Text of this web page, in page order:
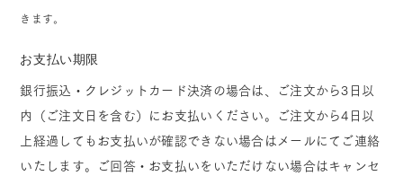
きます。
お支払い期限
銀行振込・クレジットカード決済の場合は、ご注文から3日以
内（ご注文日を含む）にお支払いください。ご注文から4日以
上経過してもお支払いが確認できない場合はメールにてご連絡
いたします。ご回答・お支払いをいただけない場合はキャンセ